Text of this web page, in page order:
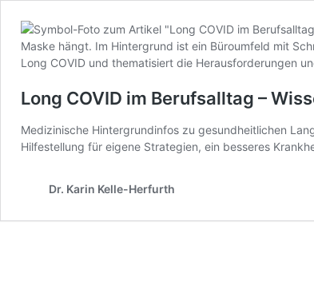
Long COVID im Berufsalltag –
Medizinische Hintergrundinfos zu gesundheitlichen
Hilfestellung für eigene Strategien, ein besseres
Dr. Karin Kelle-Herfurth